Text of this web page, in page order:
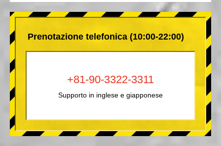
Prenotazione telefonica (10:00-22:00)
+81-90-3322-3311
Supporto in inglese e giapponese